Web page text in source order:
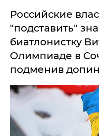
​Российские
"подставить"
биатлонистку
Олимпиаде в
подменив